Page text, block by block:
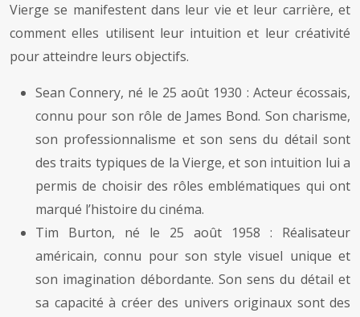
Vierge se manifestent dans leur vie et leur carrière, et
comment elles utilisent leur intuition et leur créativité
pour atteindre leurs objectifs.
Sean Connery, né le 25 août 1930 : Acteur écossais,
connu pour son rôle de James Bond. Son charisme,
son professionnalisme et son sens du détail sont
des traits typiques de la Vierge, et son intuition lui a
permis de choisir des rôles emblématiques qui ont
marqué l’histoire du cinéma.
Tim Burton, né le 25 août 1958 : Réalisateur
américain, connu pour son style visuel unique et
son imagination débordante. Son sens du détail et
sa capacité à créer des univers originaux sont des